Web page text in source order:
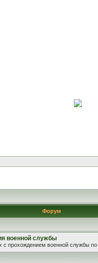
Форум
военной службы
прохождением военной службы по